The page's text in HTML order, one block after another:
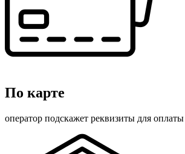
По карте
оператор подскажет реквизиты для оплаты